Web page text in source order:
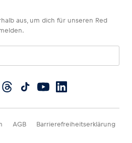
aus, um dich für unseren Red
AGB Barrierefreiheitserklärung